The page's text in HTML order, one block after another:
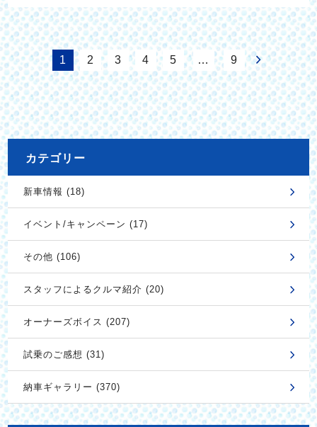
1 2 3 4 5 … 9
カテゴリー
新車情報 (18)
イベント/キャンペーン (17)
その他 (106)
スタッフによるクルマ紹介 (20)
オーナーズボイス (207)
試乗のご感想 (31)
納車ギャラリー (370)